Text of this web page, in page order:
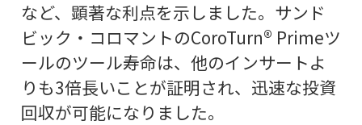
など、顕著な利点を示しました。サンド
ビック・コロマントのCoroTurn® Primeツ
ールのツール寿命は、他のインサートよ
りも3倍長いことが証明され、迅速な投資
回収が可能になりました。